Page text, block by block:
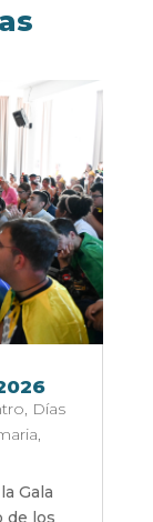
, Días
,
Gala
de los